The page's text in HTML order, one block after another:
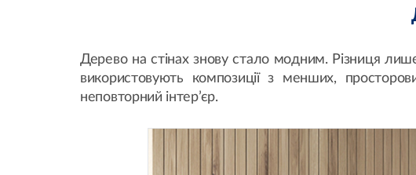
Дерево на стінах знову стало модним. Різниця
використовують композиції з менших,
неповторний інтер’єр.